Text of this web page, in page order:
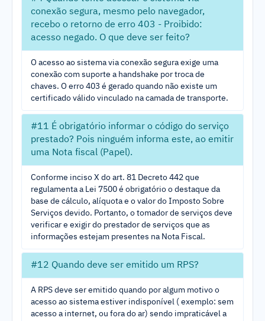
conexão segura, mesmo pelo navegador,
recebo o retorno de erro 403 - Proibido:
acesso negado. O que deve ser feito?
O acesso ao sistema via conexão segura exige uma
conexão com suporte a handshake por troca de
chaves. O erro 403 é gerado quando não existe um
certificado válido vinculado na camada de transporte.
#11 É obrigatório informar o código do serviço
prestado? Pois ninguém informa este, ao emitir
uma Nota fiscal (Papel).
Conforme inciso X do art. 81 Decreto 442 que
regulamenta a Lei 7500 é obrigatório o destaque da
base de cálculo, alíquota e o valor do Imposto Sobre
Serviços devido. Portanto, o tomador de serviços deve
verificar e exigir do prestador de serviços que as
informações estejam presentes na Nota Fiscal.
#12 Quando deve ser emitido um RPS?
A RPS deve ser emitido quando por algum motivo o
acesso ao sistema estiver indisponível ( exemplo: sem
acesso a internet, ou fora do ar) sendo impraticável a